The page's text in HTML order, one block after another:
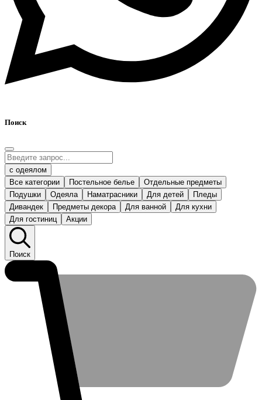
Поиск
с одеялом
Все категории
Постельное белье
Отдельные предметы
Подушки
Одеяла Наматрасники Для детей
Пледы
Дивандек
Предметы декора Для ванной
Для кухни
Для гостиниц
Акции
Поиск